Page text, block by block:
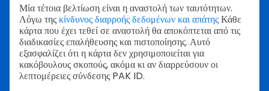
Μία τέτοια βελτίωση είναι η αναστολή των ταυτότητων.
Λόγω τηςκίνδυνος διαρροής δεδομένων και απάτηςΚάθε
κάρτα που έχει τεθεί σε αναστολή θα αποκόπτεται από τις
διαδικασίες επαλήθευσης και πιστοποίησης. Αυτό
εξασφαλίζει ότι η κάρτα δεν χρησιμοποιείται για
κακόβουλους σκοπούς, ακόμα κι αν διαρρεύσουν οι
λεπτομέρειες σύνδεσης PAK ID.